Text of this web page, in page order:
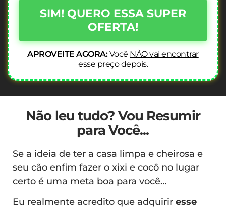
SIM! QUERO ESSA SUPER
OFERTA!
APROVEITE AGORA:Você NÃO vai encontrar
esse preço depois.
Não leu tudo? Vou Resumir
para Você...
Se a ideia de ter a casa limpa e cheirosa e
seu cão enfim fazer o xixi e cocô no lugar
certo é uma meta boa para você…
Eu realmente acredito que adquirir esse